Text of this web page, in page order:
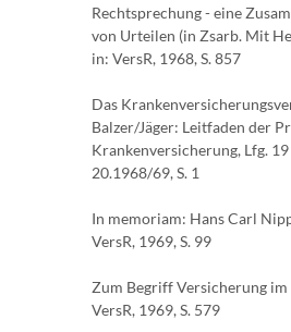
Rechtsprechung - eine
von Urteilen (in Zsarb. Mit
in: VersR, 1968, S. 857
Das
Balzer/Jäger: Leitfaden der
Krankenversicherung, Lfg.
20.1968/69, S. 1
In memoriam: Hans Carl
VersR, 1969, S. 99
Zum Begriff Versicherung
VersR, 1969, S. 579